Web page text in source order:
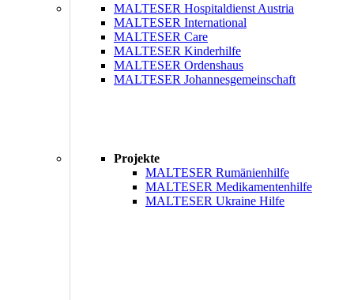
MALTESER Hospitaldienst Austria
MALTESER International
MALTESER Care
MALTESER Kinderhilfe
MALTESER Ordenshaus
MALTESER Johannesgemeinschaft
Projekte
MALTESER Rumänienhilfe
MALTESER Medikamentenhilfe
MALTESER Ukraine Hilfe